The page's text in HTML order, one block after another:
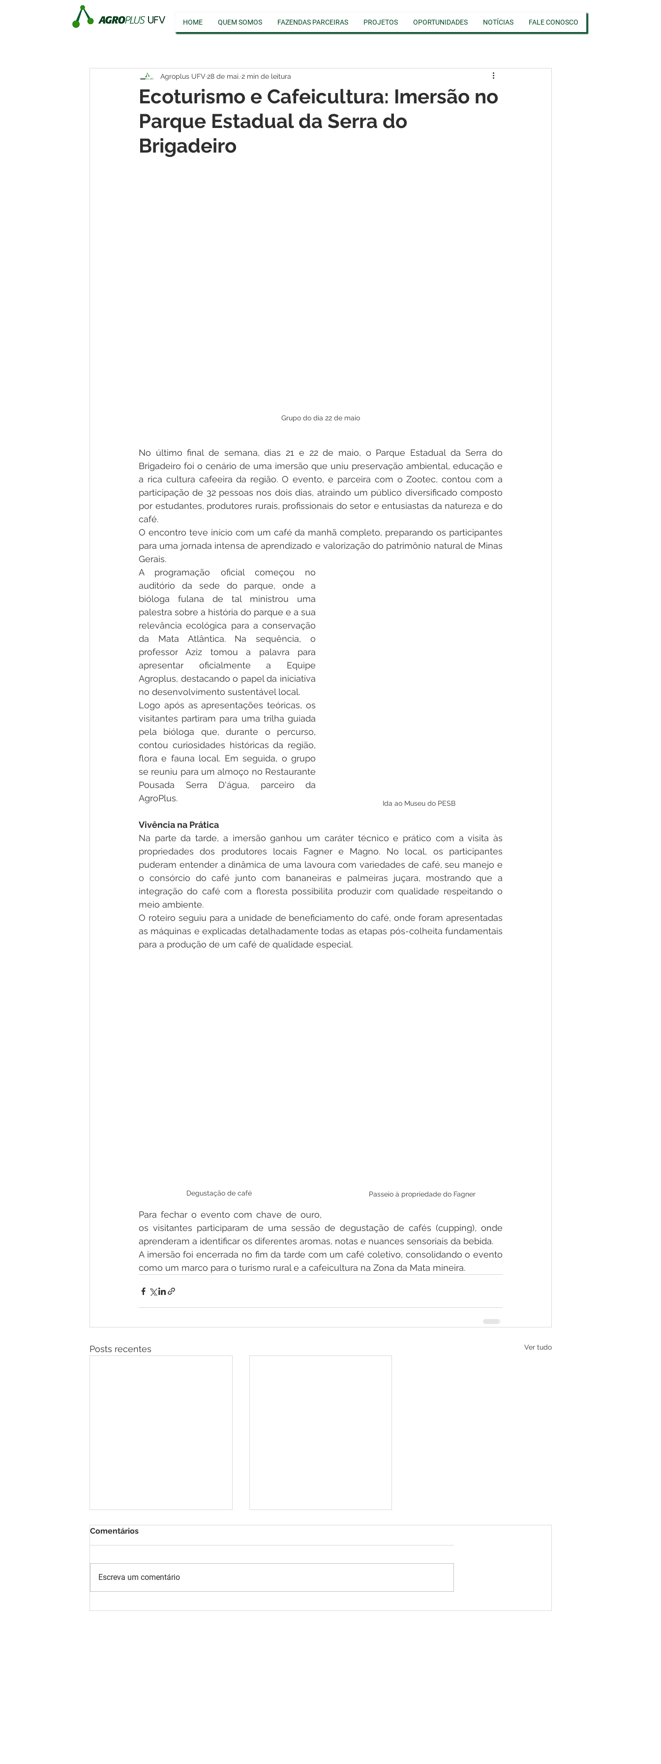
HOME QUEM SOMOS FAZENDAS PARCEIRAS PROJETOS OPORTUNIDADES NOTÍCIAS FALE CONOSCO
Ecoturismo e Cafeicultura: Imersão no
Parque Estadual da Serra do
Brigadeiro
Agroplus UFV28 de mai. 2 min de leitura
Grupo do dia 22 de maio
No último final de semana, dias 21 e 22 de maio, o Parque Estadual da Serra do
Brigadeiro foi o cenário de uma imersão que uniu preservação ambiental, educação e
a rica cultura cafeeira da região. O evento, e parceira com o Zootec, contou com a
participação de 32 pessoas nos dois dias, atraindo um público diversificado composto
por estudantes, produtores rurais, profissionais do setor e entusiastas da natureza e do
café.
O encontro teve início com um café da manhã completo, preparando os participantes
para uma jornada intensa de aprendizado e valorização do patrimônio natural de Minas
Gerais.
Ida ao Museu do PESB
A programação oficial começou no
auditório da sede do parque, onde a
bióloga fulana de tal ministrou uma
palestra sobre a história do parque e a sua
relevância ecológica para a conservação
da Mata Atlântica. Na sequência, o
professor Aziz tomou a palavra para
apresentar oficialmente a Equipe
Agroplus, destacando o papel da iniciativa
no desenvolvimento sustentável local.
Logo após as apresentações teóricas, os
visitantes partiram para uma trilha guiada
pela bióloga que, durante o percurso,
contou curiosidades históricas da região,
flora e fauna local. Em seguida, o grupo
se reuniu para um almoço no Restaurante
Pousada Serra D'água, parceiro da
AgroPlus.
Vivência na Prática
Na parte da tarde, a imersão ganhou um caráter técnico e prático com a visita às
propriedades dos produtores locais Fagner e Magno. No local, os participantes
puderam entender a dinâmica de uma lavoura com variedades de café, seu manejo e
o consórcio do café junto com bananeiras e palmeiras juçara, mostrando que a
integração do café com a floresta possibilita produzir com qualidade respeitando o
meio ambiente.
O roteiro seguiu para a unidade de beneficiamento do café, onde foram apresentadas
as máquinas e explicadas detalhadamente todas as etapas pós-colheita fundamentais
para a produção de um café de qualidade especial.
Degustação de café Passeio à propriedade do Fagner
Para fechar o evento com chave de ouro,
os visitantes participaram de uma sessão de degustação de cafés (cupping), onde
aprenderam a identificar os diferentes aromas, notas e nuances sensoriais da bebida.
A imersão foi encerrada no fim da tarde com um café coletivo, consolidando o evento
como um marco para o turismo rural e a cafeicultura na Zona da Mata mineira.
Posts recentes Ver tudo
Comentários
Escreva um comentário